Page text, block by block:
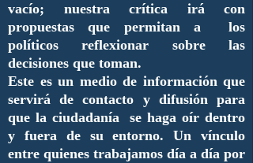
vacío; nuestra crítica irá con
propuestas que permitan a los
políticos reflexionar sobre las
decisiones que toman.
Este es un medio de información que
servirá de contacto y difusión para
que la ciudadanía se haga oír dentro
y fuera de su entorno. Un vínculo
entre quienes trabajamos día a día por